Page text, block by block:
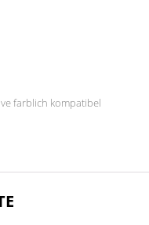
farblich kompatibel